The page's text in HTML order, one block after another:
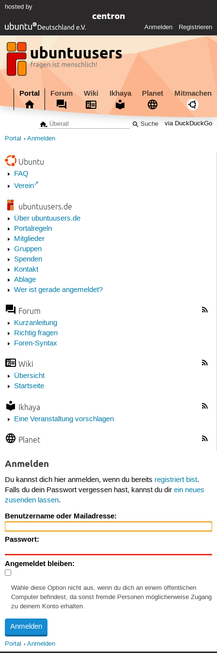
hosted by
Anmelden Registrieren
Portal Forum Wiki Ikhaya Planet Mitmachen
via DuckDuckGo
Portal Anmelden
Ubuntu
FAQ
Verein
ubuntuusers.de
Über ubuntuusers.de
Portalregeln
Mitglieder
Gruppen
Spenden
Kontakt
Ablage
Wer ist gerade angemeldet?
Forum
Kurzanleitung
Richtig fragen
Foren-Syntax
Wiki
Übersicht
Startseite
Ikhaya
Eine Veranstaltung vorschlagen
Planet
Anmelden
Du kannst dich hier anmelden, wenn du bereits registriert bist.
Falls du dein Passwort vergessen hast, kannst du dir ein neues
zusenden lassen.
Benutzername oder Mailadresse:
Passwort:
Angemeldet bleiben:
Wähle diese Option nicht aus, wenn du dich an einem öffentlichen
Computer befindest, da sonst fremde Personen möglicherweise Zugang
zu deinem Konto erhalten.
Portal Anmelden